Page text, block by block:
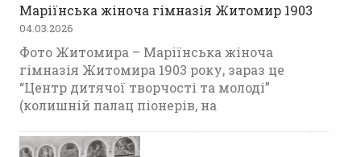
Маріїнська жіноча гімназія Житомир 1903
04.03.2026
Фото Житомира – Маріїнська жіноча
гімназія Житомира 1903 року, зараз це
“Центр дитячої творчості та молоді”
(колишній палац піонерів, на